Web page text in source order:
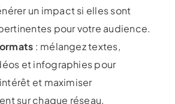
un impact si elles sont
pour votre audience.
: mélangez textes,
et infographies pour
et maximiser
sur chaque réseau.